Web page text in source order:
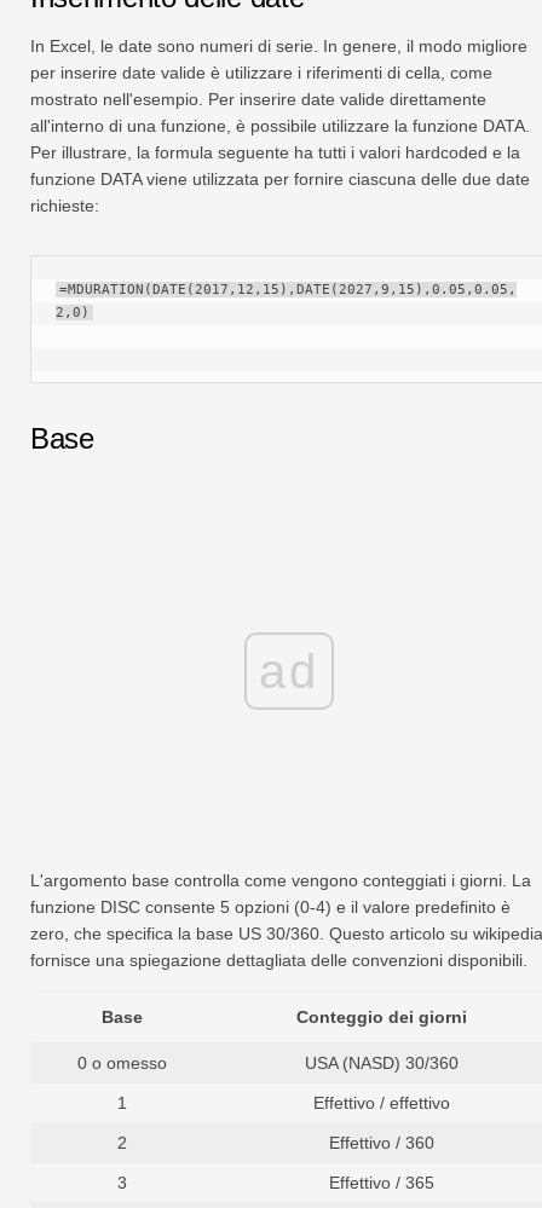
In Excel, le date sono numeri di serie. In genere, il modo migliore
per inserire date valide è utilizzare i riferimenti di cella, come
mostrato nell'esempio. Per inserire date valide direttamente
all'interno di una funzione, è possibile utilizzare la funzione DATA.
Per illustrare, la formula seguente ha tutti i valori hardcoded e la
funzione DATA viene utilizzata per fornire ciascuna delle due date
richieste:
=MDURATION(DATE(2017,12,15),DATE(2027,9,15),0.05,0.05,
2,0)
Base
ad
L'argomento base controlla come vengono conteggiati i giorni. La
funzione DISC consente 5 opzioni (0-4) e il valore predefinito è
zero, che specifica la base US 30/360. Questo articolo su wikipedia
fornisce una spiegazione dettagliata delle convenzioni disponibili.
Base Conteggio dei giorni
0 o omesso USA (NASD) 30/360
1 Effettivo / effettivo
2 Effettivo / 360
3 Effettivo / 365